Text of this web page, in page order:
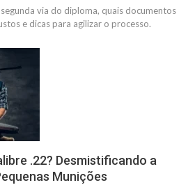
via do diploma, quais documentos
e dicas para agilizar o processo.
.22? Desmistificando a
Munições